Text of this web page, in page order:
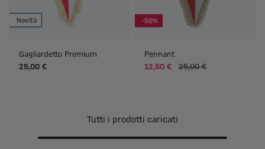
Novità
Gagliardetto Premium
25,00 €
-50%
Pennant
12,50 €
25,00 €
Tutti i prodotti caricati